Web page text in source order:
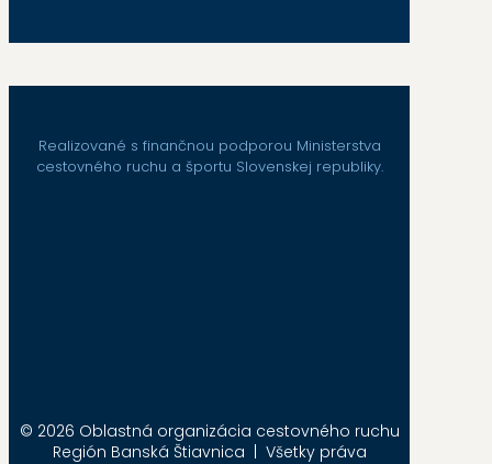
Realizované s finančnou podporou Ministerstva
cestovného ruchu a športu Slovenskej republiky.
© 2026 Oblastná organizácia cestovného ruchu
Región Banská Štiavnica | Všetky práva